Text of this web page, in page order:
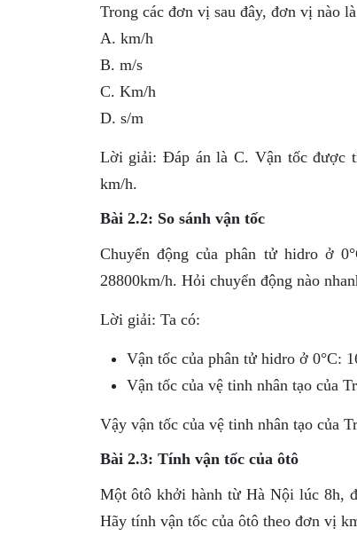
Trong các đơn vị sau đây, đơn vị nào
A. km/h
B. m/s
C. Km/h
D. s/m
Lời giải: Đáp án là C. Vận tốc được
km/h.
Bài 2.2: So sánh vận tốc
Chuyển động của phân tử hidro ở
28800km/h. Hỏi chuyển động nào
Lời giải: Ta có:
Vận tốc của phân tử hidro ở 0°C:
Vận tốc của vệ tinh nhân tạo của
Vậy vận tốc của vệ tinh nhân tạo của
Bài 2.3: Tính vận tốc của ôtô
Một ôtô khởi hành từ Hà Nội lúc 8h,
Hãy tính vận tốc của ôtô theo đơn vị